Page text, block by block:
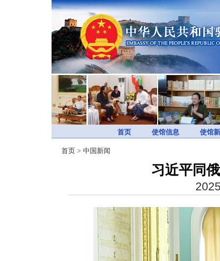
首页 使馆信息 使馆
首页 > 中国新闻
习近平同